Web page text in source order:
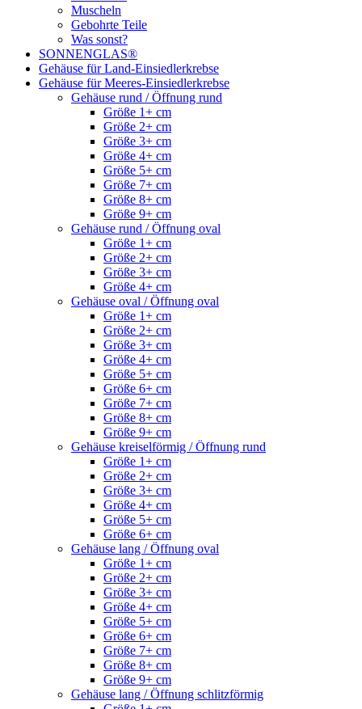
Muscheln
Gebohrte Teile
Was sonst?
SONNENGLAS®
Gehäuse für Land-Einsiedlerkrebse
Gehäuse für Meeres-Einsiedlerkrebse
Gehäuse rund / Öffnung rund
Größe 1+ cm
Größe 2+ cm
Größe 3+ cm
Größe 4+ cm
Größe 5+ cm
Größe 7+ cm
Größe 8+ cm
Größe 9+ cm
Gehäuse rund / Öffnung oval
Größe 1+ cm
Größe 2+ cm
Größe 3+ cm
Größe 4+ cm
Gehäuse oval / Öffnung oval
Größe 1+ cm
Größe 2+ cm
Größe 3+ cm
Größe 4+ cm
Größe 5+ cm
Größe 6+ cm
Größe 7+ cm
Größe 8+ cm
Größe 9+ cm
Gehäuse kreiselförmig / Öffnung rund
Größe 1+ cm
Größe 2+ cm
Größe 3+ cm
Größe 4+ cm
Größe 5+ cm
Größe 6+ cm
Gehäuse lang / Öffnung oval
Größe 1+ cm
Größe 2+ cm
Größe 3+ cm
Größe 4+ cm
Größe 5+ cm
Größe 6+ cm
Größe 7+ cm
Größe 8+ cm
Größe 9+ cm
Gehäuse lang / Öffnung schlitzförmig